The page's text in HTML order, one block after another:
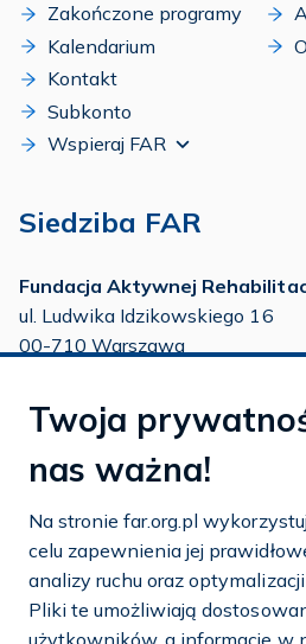
Zakończone programy
Kalendarium
Kontakt
Subkonto
Wspieraj FAR
Siedziba FAR
Fundacja Aktywnej
ul. Ludwika Idzikowskiego 16
00-710 Warszawa
tel.:22 651 88 03
22 858 26 39
tel.:22 642 22 91
e-mail:info@far.org.pl
Twoja
nas ważna!
Na stronie far.org.pl
celu zapewnienia jej
analizy ruchu oraz
Pliki te umożliwiają
użytkowników, a informacje w